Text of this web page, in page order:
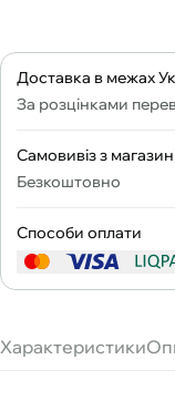
Доставка в межах
За розцінками
Самовивіз з
Безкоштовно
Способи оплати
Характеристики